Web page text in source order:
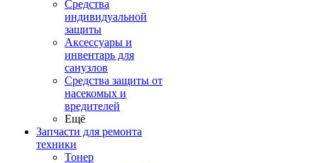
Средства
индивидуальной
защиты
Аксессуары и
инвентарь для
санузлов
Средства защиты от
насекомых и
вредителей
Ещё
Запчасти для ремонта
техники
Тонер